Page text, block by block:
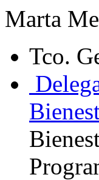
Marta
Tco.